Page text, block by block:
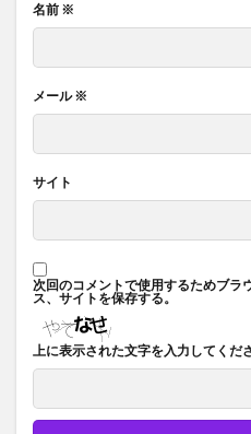
名前 ※
メール※
サイト
次回のコメントで使用するためブラ
ス、サイトを保存する。
上に表示された文字を入力してくだ